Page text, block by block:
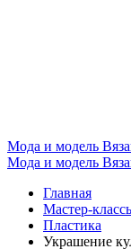
Мода и модель
Мода и модель
Главная
Мастер-
Пластика
Украшение